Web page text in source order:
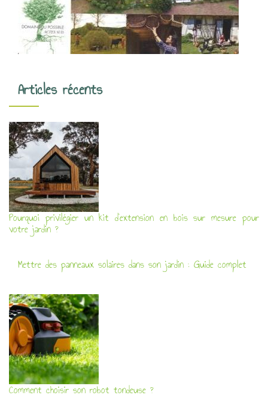
Articles récents
Pourquoi privilégier un kit d’extension en bois sur mesure pour
votre jardin ?
Mettre des panneaux solaires dans son jardin : Guide complet
Comment choisir son robot tondeuse ?